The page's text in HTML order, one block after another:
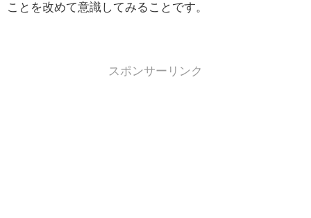
ことを改めて意識してみることです。
スポンサーリンク